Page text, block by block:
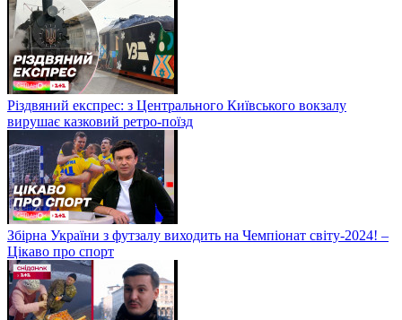
Різдвяний експрес: з Центрального Київського вокзалу
вирушає казковий ретро-поїзд
Збірна України з футзалу виходить на Чемпіонат світу-2024! –
Цікаво про спорт